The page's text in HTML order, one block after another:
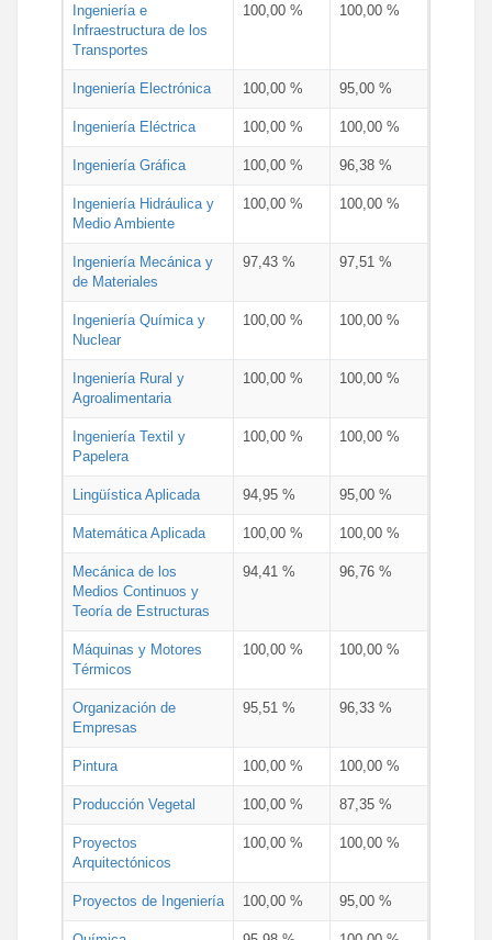
Ingeniería e
Infraestructura de los
Transportes
100,00 % 100,00 %
Ingeniería Electrónica 100,00 % 95,00 %
Ingeniería Eléctrica 100,00 % 100,00 %
Ingeniería Gráfica 100,00 % 96,38 %
Ingeniería Hidráulica y
Medio Ambiente
100,00 % 100,00 %
Ingeniería Mecánica y
de Materiales
97,43 % 97,51 %
Ingeniería Química y
Nuclear
100,00 % 100,00 %
Ingeniería Rural y
Agroalimentaria
100,00 % 100,00 %
Ingeniería Textil y
Papelera
100,00 % 100,00 %
Lingüística Aplicada 94,95 % 95,00 %
Matemática Aplicada 100,00 % 100,00 %
Mecánica de los
Medios Continuos y
Teoría de Estructuras
94,41 % 96,76 %
Máquinas y Motores
Térmicos
100,00 % 100,00 %
Organización de
Empresas
95,51 % 96,33 %
Pintura 100,00 % 100,00 %
Producción Vegetal 100,00 % 87,35 %
Proyectos
Arquitectónicos
100,00 % 100,00 %
Proyectos de Ingeniería 100,00 % 95,00 %